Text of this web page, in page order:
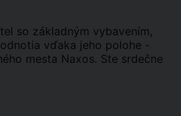
so základným vybavením,
vďaka jeho polohe -
mesta Naxos. Ste srdečne